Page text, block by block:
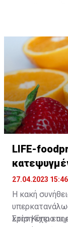
LIFE-
27.04.2023 15:46
Η κακή
κρίση έχει
Στην Κύπρο οι